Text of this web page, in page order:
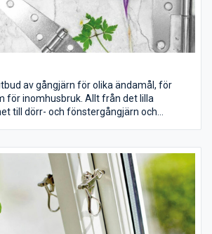
av gångjärn för olika ändamål, för
för inomhusbruk. Allt från det lilla
till dörr- och fönstergångjärn och